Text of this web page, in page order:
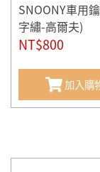
SNOONY車用
字繡-高爾夫)
NT$800
加入購